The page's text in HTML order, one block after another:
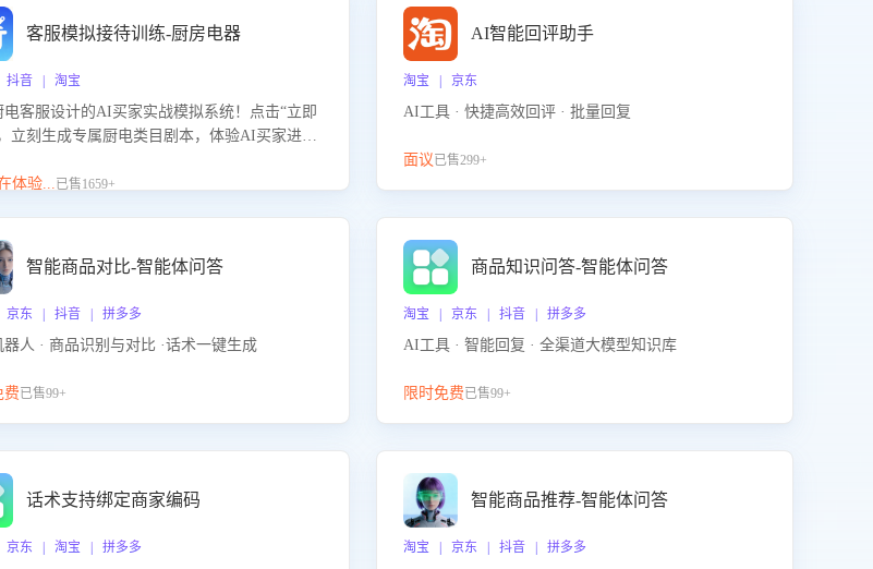
客服模拟接待训练-厨房电器
抖音 | 淘宝
电客服设计的AI买家实战模拟系统！点击“立即
立刻生成专属厨电类目剧本，体验AI买家进线
等真实场景应对技巧！
体验...已售1659+
AI智能回评助手
淘宝 | 京东
AI工具 · 快捷高效回评 · 批量回复
面议已售299+
智能商品对比-智能体问答
京东 | 抖音 | 拼多多
器人 · 商品识别与对比 ·话术一键生成
费已售99+
商品知识问答-智能体问答
淘宝 | 京东 | 抖音 | 拼多多
AI工具 · 智能回复 · 全渠道大模型知识库
限时免费已售99+
话术支持绑定商家编码
京东 | 淘宝 | 拼多多
智能商品推荐-智能体问答
淘宝 | 京东 | 抖音 | 拼多多